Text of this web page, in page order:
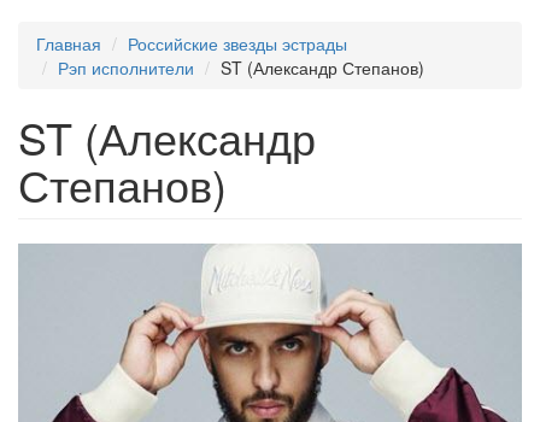
Главная
Российские звезды эстрады
Рэп исполнители
ST (Александр Степанов)
ST (Александр
Степанов)